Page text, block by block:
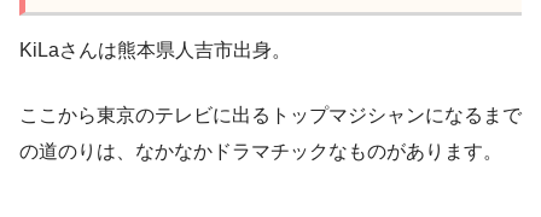
KiLaさんは熊本県人吉市出身。
ここから東京のテレビに出るトップマジシャンになるまで
の道のりは、なかなかドラマチックなものがあります。